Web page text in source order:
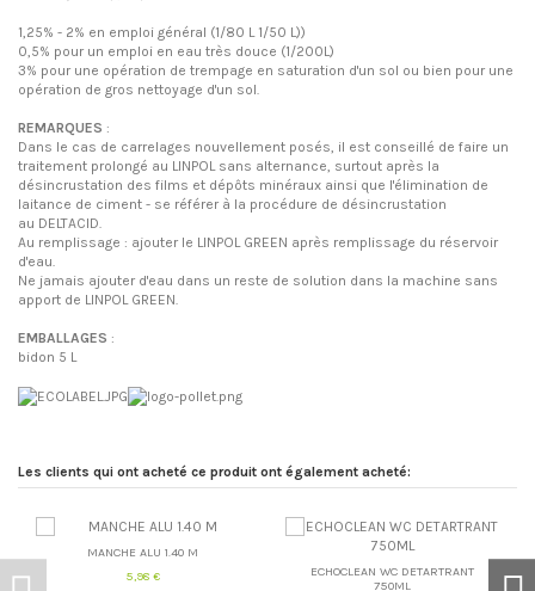
1,25% - 2% en emploi général (1/80 L 1/50 L))
0,5% pour un emploi en eau très douce (1/200L)
3% pour une opération de trempage en saturation d'un sol ou bien pour une
opération de gros nettoyage d'un sol.
REMARQUES :
Dans le cas de carrelages nouvellement posés, il est conseillé de faire un
traitement prolongé au LINPOL sans alternance, surtout après la
désincrustation des films et dépôts minéraux ainsi que l'élimination de
laitance de ciment - se référer à la procédure de désincrustation
au DELTACID.
Au remplissage : ajouter le LINPOL GREEN après remplissage du réservoir
d'eau.
Ne jamais ajouter d'eau dans un reste de solution dans la machine sans
apport de LINPOL GREEN.
EMBALLAGES :
bidon 5 L
Télécharger (383.27k)
Les clients qui ont acheté ce produit ont également acheté:
MANCHE ALU 1.40 M
5,98 €
ECHOCLEAN WC DETARTRANT
750ML